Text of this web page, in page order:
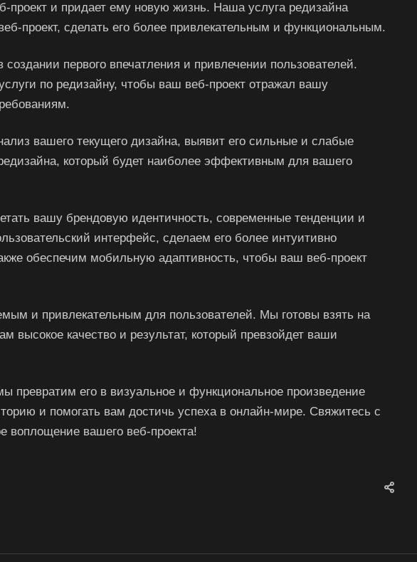
проект и придает ему новую жизнь. Наша услуга редизайна
проект, сделать его более привлекательным и функциональным.
первого впечатления и привлечении пользователей.
по редизайну, чтобы ваш веб-проект отражал вашу
вашего текущего дизайна, выявит его сильные и слабые
который будет наиболее эффективным для вашего
вашу брендовую идентичность, современные тенденции и
интерфейс, сделаем его более интуитивно
обеспечим мобильную адаптивность, чтобы ваш веб-проект
и привлекательным для пользователей. Мы готовы взять на
высокое качество и результат, который превзойдет ваши
превратим его в визуальное и функциональное произведение
и помогать вам достичь успеха в онлайн-мире. Свяжитесь с
воплощение вашего веб-проекта!